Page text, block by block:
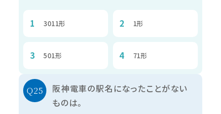
3011形 1形
501形 71形
阪神電車の駅名になったことがない
ものは。